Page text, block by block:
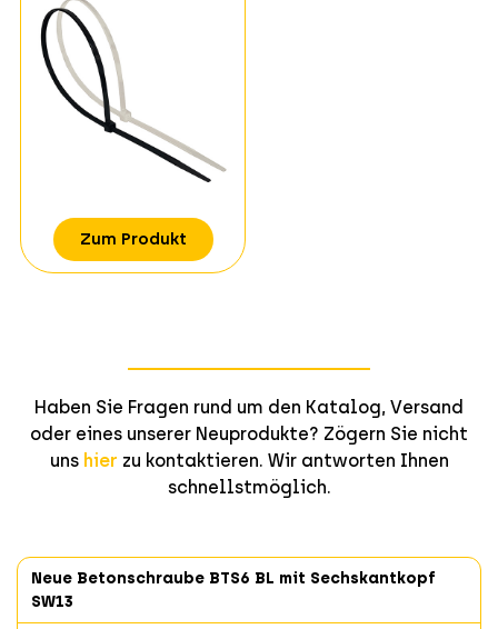
Neue Betonschraube BTS6 BL mit Sechskantkopf
SW13
Zum Produkt
Haben Sie Fragen rund um den Katalog, Versand
oder eines unserer Neuprodukte? Zögern Sie nicht
uns hier zu kontaktieren. Wir antworten Ihnen
schnellstmöglich.